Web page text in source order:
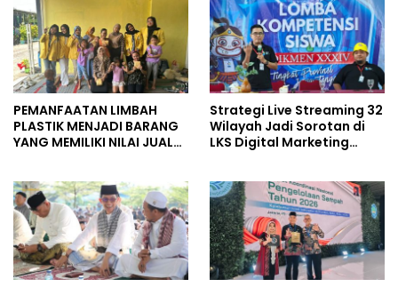
PEMANFAATAN LIMBAH
PLASTIK MENJADI BARANG
YANG MEMILIKI NILAI JUAL
Strategi Live Streaming 32
Wilayah Jadi Sorotan di
LKS Digital Marketing